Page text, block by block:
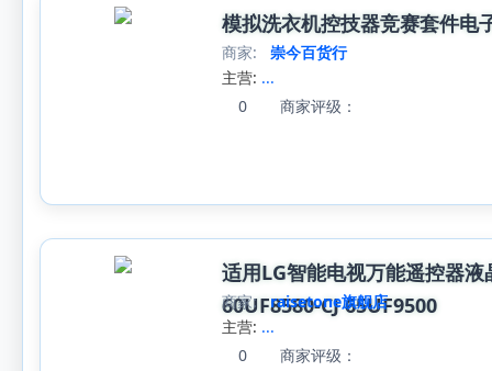
模拟洗衣机控技器竞赛套件电
商家:
崇今百货行
主营: ...
0
商家评级：
适用LG智能电视万能遥控器
60UF8580-CJ 65UF9500
商家:
raisetone旗舰店
主营: ...
0
商家评级：